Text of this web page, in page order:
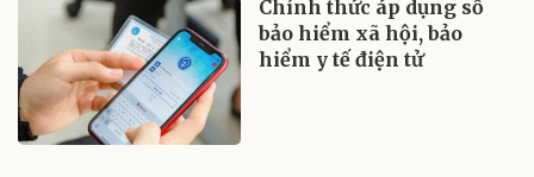
Chính thức áp dụng sổ
bảo hiểm xã hội, bảo
hiểm y tế điện tử